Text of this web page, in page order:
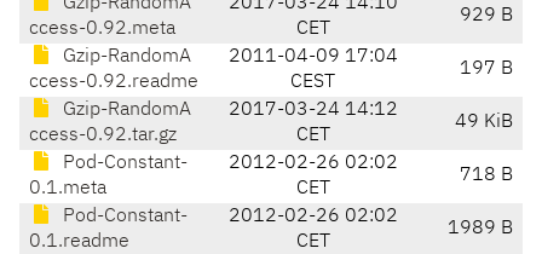
ccess-0.92.meta
CET
929 B
Gzip-RandomA
ccess-0.92.readme
2011-04-09 17:04
CEST
197 B
Gzip-RandomA
ccess-0.92.tar.gz
2017-03-24 14:12
CET
49 KiB
Pod-Constant-
0.1.meta
2012-02-26 02:02
CET
718 B
Pod-Constant-
0.1.readme
2012-02-26 02:02
CET
1989 B